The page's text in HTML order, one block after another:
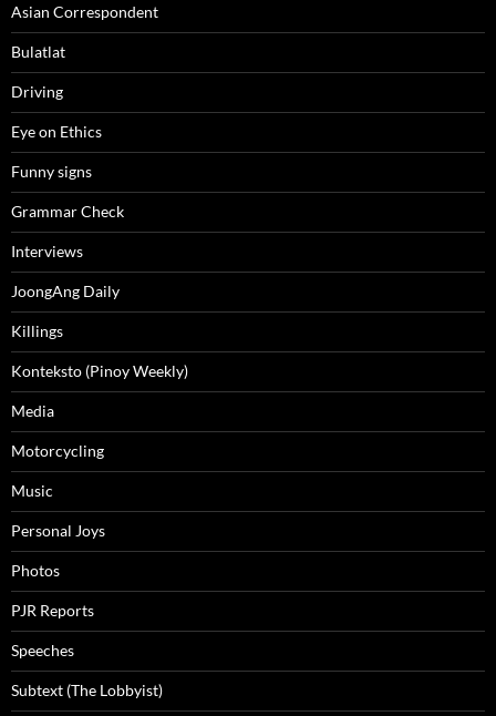
Asian Correspondent
Bulatlat
Driving
Eye on Ethics
Funny signs
Grammar Check
Interviews
JoongAng Daily
Killings
Konteksto (Pinoy Weekly)
Media
Motorcycling
Music
Personal Joys
Photos
PJR Reports
Speeches
Subtext (The Lobbyist)